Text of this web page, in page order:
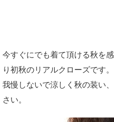
今すぐにでも着て頂ける秋を
り初秋のリアルクローズです。
我慢しないで涼しく秋の装い
さい。